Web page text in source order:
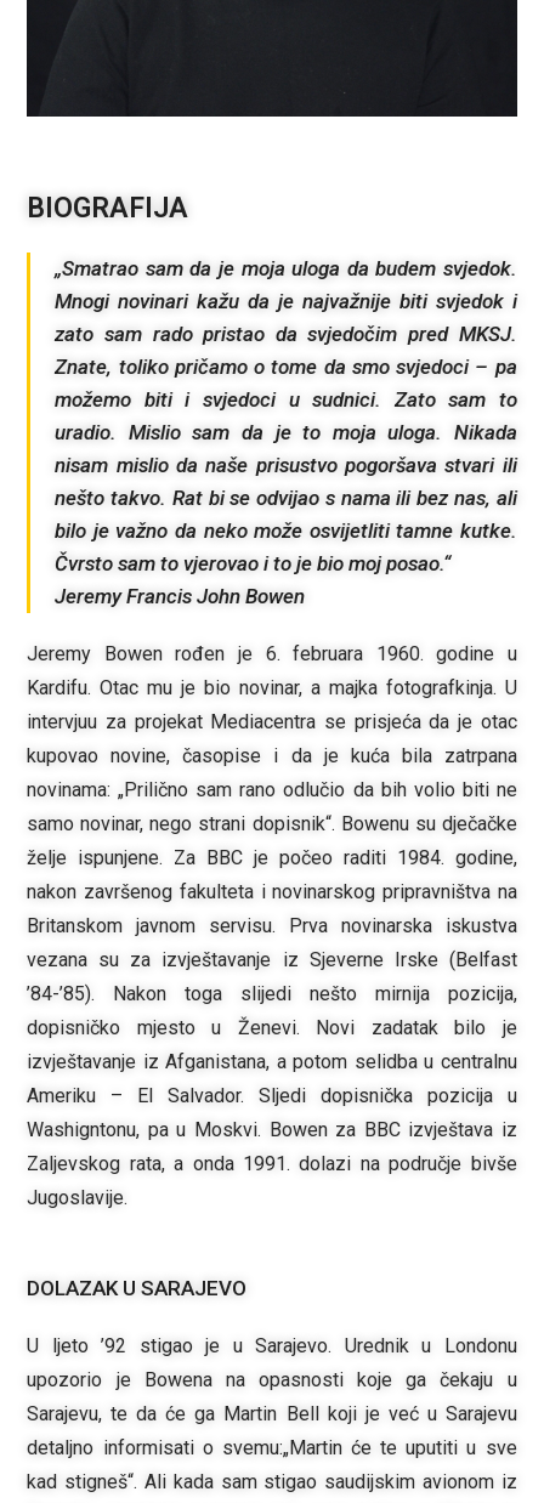
BIOGRAFIJA
„Smatrao sam da je moja uloga da budem svjedok.
Mnogi novinari kažu da je najvažnije biti svjedok i
zato sam rado pristao da svjedočim pred MKSJ.
Znate, toliko pričamo o tome da smo svjedoci – pa
možemo biti i svjedoci u sudnici. Zato sam to
uradio. Mislio sam da je to moja uloga. Nikada
nisam mislio da naše prisustvo pogoršava stvari ili
nešto takvo. Rat bi se odvijao s nama ili bez nas, ali
bilo je važno da neko može osvijetliti tamne kutke.
Čvrsto sam to vjerovao i to je bio moj posao.“
Jeremy Francis John Bowen
Jeremy Bowen rođen je 6. februara 1960. godine u
Kardifu. Otac mu je bio novinar, a majka fotografkinja. U
intervjuu za projekat Mediacentra se prisjeća da je otac
kupovao novine, časopise i da je kuća bila zatrpana
novinama: „Prilično sam rano odlučio da bih volio biti ne
samo novinar, nego strani dopisnik“. Bowenu su dječačke
želje ispunjene. Za BBC je počeo raditi 1984. godine,
nakon završenog fakulteta i novinarskog pripravništva na
Britanskom javnom servisu. Prva novinarska iskustva
vezana su za izvještavanje iz Sjeverne Irske (Belfast
’84-’85). Nakon toga slijedi nešto mirnija pozicija,
dopisničko mjesto u Ženevi. Novi zadatak bilo je
izvještavanje iz Afganistana, a potom selidba u centralnu
Ameriku – El Salvador. Sljedi dopisnička pozicija u
Washigntonu, pa u Moskvi. Bowen za BBC izvještava iz
Zaljevskog rata, a onda 1991. dolazi na područje bivše
Jugoslavije.
DOLAZAK U SARAJEVO
U ljeto ’92 stigao je u Sarajevo. Urednik u Londonu
upozorio je Bowena na opasnosti koje ga čekaju u
Sarajevu, te da će ga Martin Bell koji je već u Sarajevu
detaljno informisati o svemu:„Martin će te uputiti u sve
kad stigneš“. Ali kada sam stigao saudijskim avionom iz